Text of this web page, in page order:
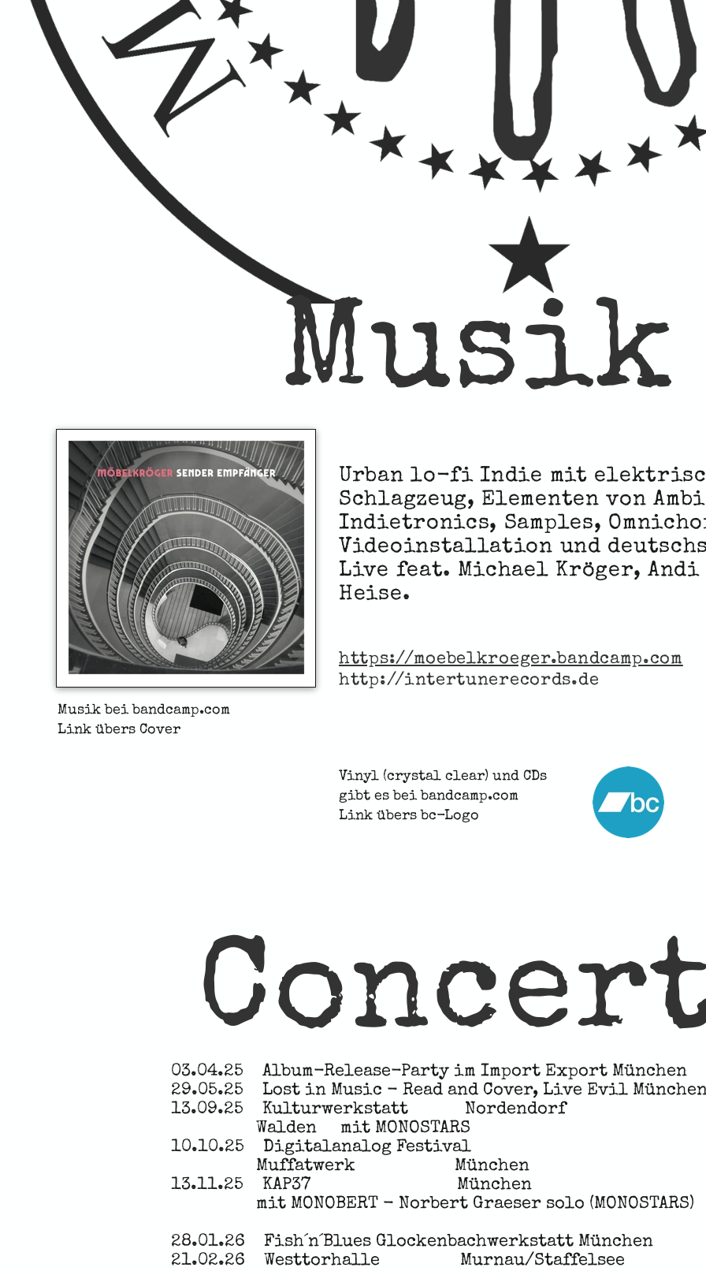
Musik bei bandcamp.com
Link übers Cover
Musik
Urban lo-fi Indie mit
Schlagzeug, Elementen von
Indietronics, Samples,
Videoinstallation und
Live feat. Michael Kröger, Andi
Heise.
https://moebelkroeger.bandcamp.com
http://intertunerecords.de
Vinyl (crystal clear) und CDs
gibt es bei bandcamp.com
Link übers bc-Logo
03.04.25 Album-Release-Party im Import Export München
29.05.25 Lost in Music - Read and Cover, Live Evil
13.09.25 Kulturwerkstatt Nordendorf
Walden mit MONOSTARS
10.10.25 Digitalanalog Festival
Muffatwerk München
13.11.25 KAP37 München
mit MONOBERT - Norbert Graeser solo (MONOSTARS)
28.01.26 Fish´n´Blues Glockenbachwerkstatt München
21.02.26 Westtorhalle Murnau/Staffelsee